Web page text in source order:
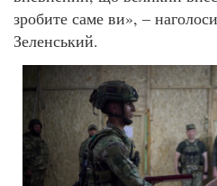
зробите саме ви», –
Зеленський.